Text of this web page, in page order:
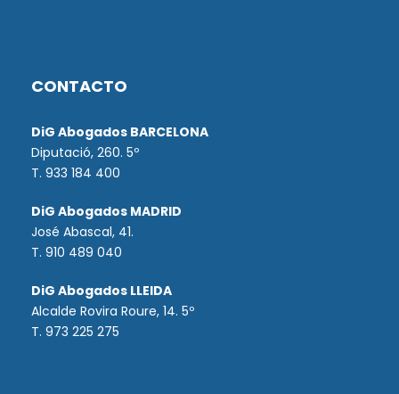
CONTACTO
DiG Abogados BARCELONA
Diputació, 260. 5º
T. 933 184 400
DiG Abogados MADRID
José Abascal, 41.
T. 910 489 040
DiG Abogados LLEIDA
Alcalde Rovira Roure, 14. 5º
T. 973 225 275